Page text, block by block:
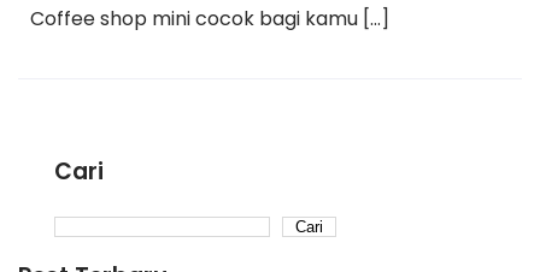
Coffee shop mini cocok bagi kamu […]
Cari
Cari